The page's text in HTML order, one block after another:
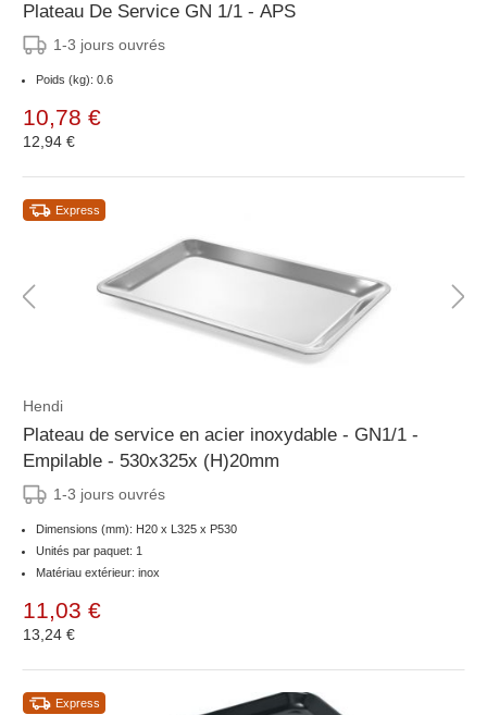
Plateau De Service GN 1/1 - APS
1-3 jours ouvrés
Poids (kg): 0.6
10,78 €
12,94 €
Express
Hendi
Plateau de service en acier inoxydable - GN1/1 -
Empilable - 530x325x (H)20mm
1-3 jours ouvrés
Dimensions (mm): H20 x L325 x P530
Unités par paquet: 1
Matériau extérieur: inox
11,03 €
13,24 €
Express